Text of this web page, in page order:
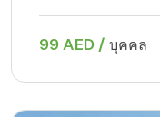
99 AED / บุคคล